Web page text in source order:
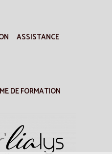
ASSISTANCE
DE FORMATION